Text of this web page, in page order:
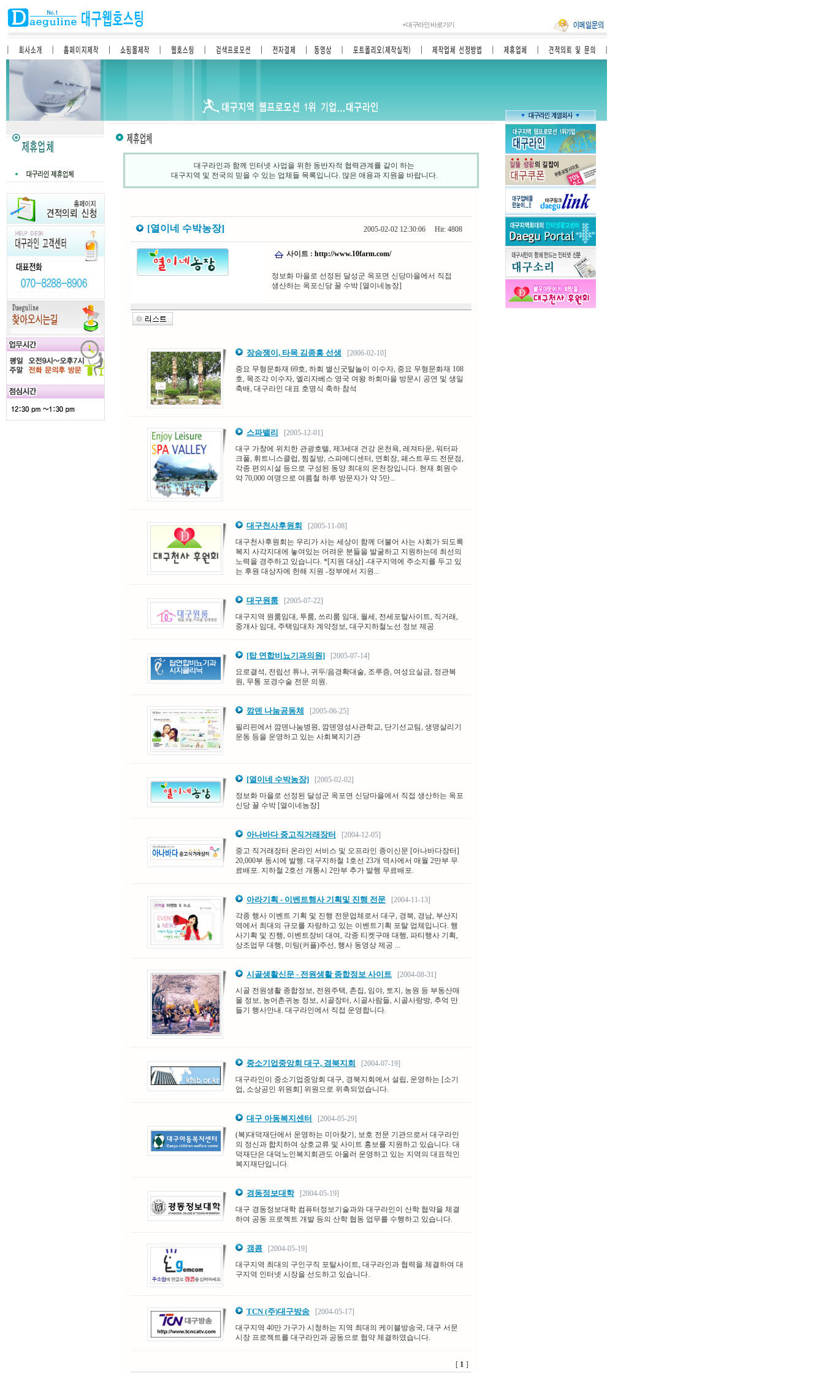
+대구라인 바로가기
대구라인과 함께 인터넷 사업을 위한 동반자적 협력관계를 같이 하는
대구지역 및 전국의 믿을 수 있는 업체들 목록입니다. 많은 애용과 지원을 바랍니다.
[열이네 수박농장] 2005-02-02 12:30:06 Hit: 4808
사이트 : http://www.10farm.com/
정보화 마을로 선정된 달성군 옥포면 신당마을에서 직접
생산하는 옥포신당 꿀 수박 [열이네농장]
장승쟁이, 타목 김종흥 선생 [2006-02-10]
중요 무형문화재 69호, 하회 별신굿탈놀이 이수자, 중요 무형문화재 108
호, 목조각 이수자, 엘리자베스 영국 여왕 하회마을 방문시 공연 및 생일
축배, 대구라인 대표 호명식 축하 참석
스파밸리
[2005-12-01]
대구 가창에 위치한 관광호텔, 제3세대 건강 온천욕, 레져타운, 워터파
크풀, 휘트니스클럽, 찜질방, 스파메디센터, 연회장, 패스트푸드 전문점,
각종 편의시설 등으로 구성된 동양 최대의 온천장입니다. 현재 회원수
약 70,000 여명으로 여름철 하루 방문자가 약 5만...
대구천사후원회
[2005-11-08]
대구천사후원회는 우리가 사는 세상이 함께 더불어 사는 사회가 되도록
복지 사각지대에 놓여있는 어려운 분들을 발굴하고 지원하는데 최선의
노력을 경주하고 있습니다. *[지원 대상] -대구지역에 주소지를 두고 있
는 후원 대상자에 한해 지원 -정부에서 지원...
대구원룸 [2005-07-22]
대구지역 원룸임대, 투룸, 쓰리룸 임대, 월세, 전세포탈사이트, 직거래,
중개사 임대, 주택임대차 계약정보, 대구지하철노선 정보 제공
[탑 연합비뇨기과의원] [2005-07-14]
요로결석, 전립선 튜나, 귀두/음경확대술, 조루증, 여성요실금, 정관복
원, 무통 포경수술 전문 의원.
깜덴 나눔공동체
[2005-06-25]
필리핀에서 깜덴나눔병원, 깜덴영성사관학교, 단기선교팀, 생명살리기
운동 등을 운영하고 있는 사회복지기관
[열이네 수박농장] [2005-02-02]
정보화 마을로 선정된 달성군 옥포면 신당마을에서 직접 생산하는 옥포
신당 꿀 수박 [열이네농장]
아나바다 중고직거래장터
[2004-12-05]
중고 직거래장터 온라인 서비스 및 오프라인 종이신문 [아나바다장터]
20,000부 동시에 발행. 대구지하철 1호선 23개 역사에서 매월 2만부 무
료배포. 지하철 2호선 개통시 2만부 추가 발행 무료배포.
아라기획 - 이벤트행사 기획및 진행 전문 [2004-11-13]
각종 행사 이벤트 기획 및 진행 전문업체로서 대구, 경북, 경남, 부산지
역에서 최대의 규모를 자랑하고 있는 이벤트기획 포탈 업체입니다. 행
사기획 및 진행, 이벤트장비 대여, 각종 티켓구매 대행, 파티행사 기획,
상조업무 대행, 미팅(커플)주선, 행사 동영상 제공 ...
시골생활신문 - 전원생활 종합정보 사이트 [2004-08-31]
시골 전원생활 종합정보, 전원주택, 촌집, 임야, 토지, 농원 등 부동산매
물 정보, 농어촌귀농 정보, 시골장터, 시골사람들, 시골사랑방, 추억 만
들기 행사안내. 대구라인에서 직접 운영합니다.
중소기업중앙회 대구, 경북지회
[2004-07-19]
대구라인이 중소기업중앙회 대구, 경북지회에서 설립, 운영하는 [소기
업, 소상공인 위원회] 위원으로 위촉되었습니다.
대구 아동복지센터
[2004-05-29]
(복)대덕재단에서 운영하는 미아찾기, 보호 전문 기관으로서 대구라인
의 정신과 합치하여 상호교류 및 사이트 홍보를 지원하고 있습니다. 대
덕재단은 대덕노인복지회관도 아울러 운영하고 있는 지역의 대표적인
복지재단입니다.
경동정보대학[2004-05-19]
대구 경동정보대학 컴퓨터정보기술과와 대구라인이 산학 협약을 체결
하여 공동 프로젝트 개발 등의 산학 협동 업무를 수행하고 있습니다.
갬콤 [2004-05-19]
대구지역 최대의 구인구직 포탈사이트, 대구라인과 협력을 체결하여 대
구지역 인터넷 시장을 선도하고 있습니다.
TCN (주)대구방송 [2004-05-17]
대구지역 40만 가구가 시청하는 지역 최대의 케이블방송국, 대구 서문
시장 프로젝트를 대구라인과 공동으로 협약 체결하였습니다.
[ 1 ]